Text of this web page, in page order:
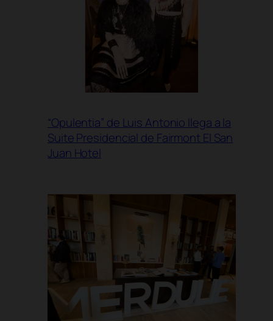
“Opulentia” de Luis Antonio llega a la
Suite Presidencial de Fairmont El San
Juan Hotel